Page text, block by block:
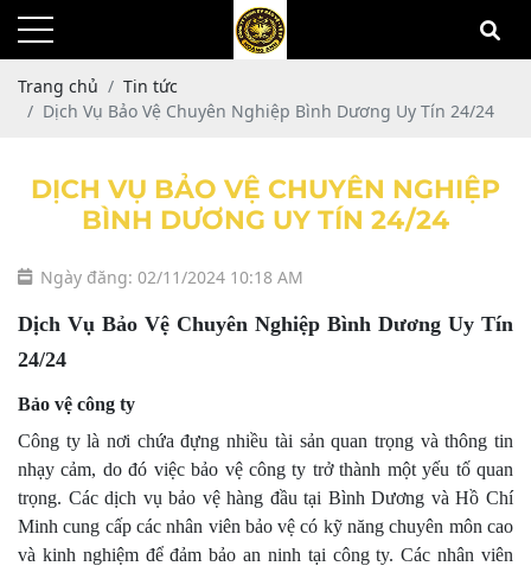
Trang chủ
Tin tức
Dịch Vụ Bảo Vệ Chuyên Nghiệp Bình Dương Uy Tín 24/24
DỊCH VỤ BẢO VỆ CHUYÊN NGHIỆP
BÌNH DƯƠNG UY TÍN 24/24
Ngày đăng: 02/11/2024 10:18 AM
Dịch Vụ Bảo Vệ Chuyên Nghiệp Bình Dương Uy Tín
24/24
Bảo vệ công ty
Công ty là nơi chứa đựng nhiều tài sản quan trọng và thông tin
nhạy cảm, do đó việc bảo vệ công ty trở thành một yếu tố quan
trọng. Các dịch vụ bảo vệ hàng đầu tại Bình Dương và Hồ Chí
Minh cung cấp các nhân viên bảo vệ có kỹ năng chuyên môn cao
và kinh nghiệm để đảm bảo an ninh tại công ty. Các nhân viên